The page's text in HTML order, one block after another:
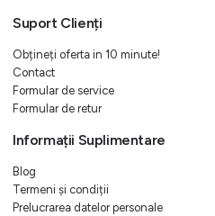
Suport Clienți
Obțineți oferta in 10 minute!
Contact
Formular de service
Formular de retur
Informații Suplimentare
Blog
Termeni și condiții
Prelucrarea datelor personale